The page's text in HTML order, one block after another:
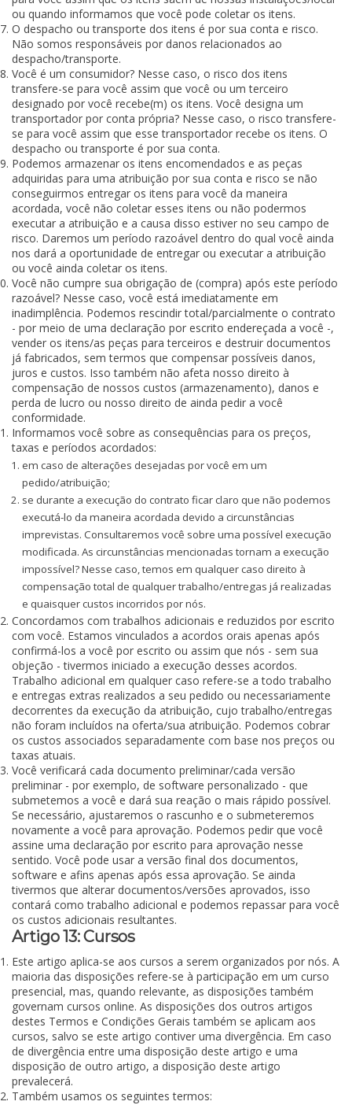
ou quando informamos que você pode coletar os itens.
O despacho ou transporte dos itens é por sua conta e risco.
Não somos responsáveis por danos relacionados ao
despacho/transporte.
Você é um consumidor? Nesse caso, o risco dos itens
transfere-se para você assim que você ou um terceiro
designado por você recebe(m) os itens. Você designa um
transportador por conta própria? Nesse caso, o risco transfere-
se para você assim que esse transportador recebe os itens. O
despacho ou transporte é por sua conta.
Podemos armazenar os itens encomendados e as peças
adquiridas para uma atribuição por sua conta e risco se não
conseguirmos entregar os itens para você da maneira
acordada, você não coletar esses itens ou não podermos
executar a atribuição e a causa disso estiver no seu campo de
risco. Daremos um período razoável dentro do qual você ainda
nos dará a oportunidade de entregar ou executar a atribuição
ou você ainda coletar os itens.
Você não cumpre sua obrigação de (compra) após este período
razoável? Nesse caso, você está imediatamente em
inadimplência. Podemos rescindir total/parcialmente o contrato
- por meio de uma declaração por escrito endereçada a você -,
vender os itens/as peças para terceiros e destruir documentos
já fabricados, sem termos que compensar possíveis danos,
juros e custos. Isso também não afeta nosso direito à
compensação de nossos custos (armazenamento), danos e
perda de lucro ou nosso direito de ainda pedir a você
conformidade.
Informamos você sobre as consequências para os preços,
taxas e períodos acordados:
em caso de alterações desejadas por você em um
pedido/atribuição;
se durante a execução do contrato ficar claro que não podemos
executá-lo da maneira acordada devido a circunstâncias
imprevistas. Consultaremos você sobre uma possível execução
modificada. As circunstâncias mencionadas tornam a execução
impossível? Nesse caso, temos em qualquer caso direito à
compensação total de qualquer trabalho/entregas já realizadas
e quaisquer custos incorridos por nós.
Concordamos com trabalhos adicionais e reduzidos por escrito
com você. Estamos vinculados a acordos orais apenas após
confirmá-los a você por escrito ou assim que nós - sem sua
objeção - tivermos iniciado a execução desses acordos.
Trabalho adicional em qualquer caso refere-se a todo trabalho
e entregas extras realizados a seu pedido ou necessariamente
decorrentes da execução da atribuição, cujo trabalho/entregas
não foram incluídos na oferta/sua atribuição. Podemos cobrar
os custos associados separadamente com base nos preços ou
taxas atuais.
Você verificará cada documento preliminar/cada versão
preliminar - por exemplo, de software personalizado - que
submetemos a você e dará sua reação o mais rápido possível.
Se necessário, ajustaremos o rascunho e o submeteremos
novamente a você para aprovação. Podemos pedir que você
assine uma declaração por escrito para aprovação nesse
sentido. Você pode usar a versão final dos documentos,
software e afins apenas após essa aprovação. Se ainda
tivermos que alterar documentos/versões aprovados, isso
contará como trabalho adicional e podemos repassar para você
os custos adicionais resultantes.
Artigo 13: Cursos
Este artigo aplica-se aos cursos a serem organizados por nós. A
maioria das disposições refere-se à participação em um curso
presencial, mas, quando relevante, as disposições também
governam cursos online. As disposições dos outros artigos
destes Termos e Condições Gerais também se aplicam aos
cursos, salvo se este artigo contiver uma divergência. Em caso
de divergência entre uma disposição deste artigo e uma
disposição de outro artigo, a disposição deste artigo
prevalecerá.
Também usamos os seguintes termos: